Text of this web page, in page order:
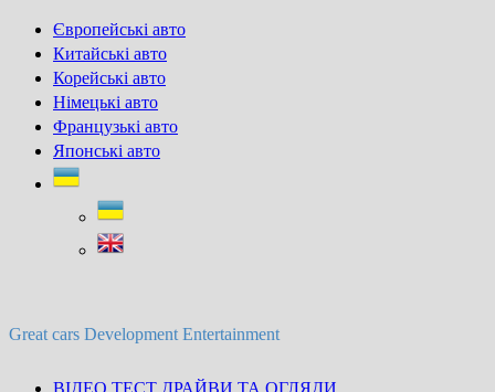
Skip
content
Європейські авто
Китайські авто
Корейські авто
Німецькі авто
Французькі авто
Японські авто
Great cars Development Entertainment
ВІДЕО ТЕСТ ДРАЙВИ ТА ОГЛЯДИ